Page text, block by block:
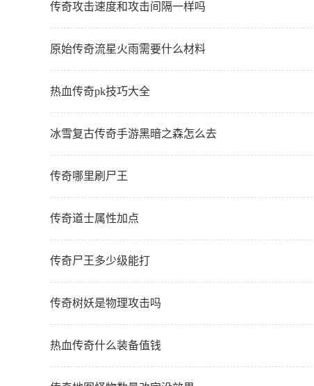
传奇攻击速度和攻击间隔一样吗
原始传奇流星火雨需要什么材料
热血传奇pk技巧大全
冰雪复古传奇手游黑暗之森怎么去
传奇哪里刷尸王
传奇道士属性加点
传奇尸王多少级能打
传奇树妖是物理攻击吗
热血传奇什么装备值钱